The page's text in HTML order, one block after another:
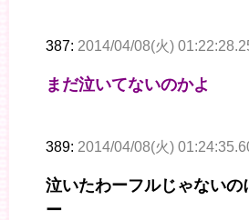
387: 2014/04/08(火)
まだ泣いてないのかよ
389: 2014/04/08(火)
泣いたわーフルじゃないの
ー